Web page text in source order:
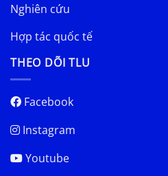
Nghiên cứu
Hợp tác quốc tế
THEO DÕI TLU
Facebook
Instagram
Youtube